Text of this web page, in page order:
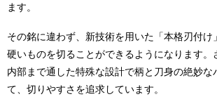
ます。
その銘に違わず、新技術を用いた「本格刃付け
硬いものを切ることができるようになります。
内部まで通した特殊な設計で柄と刀身の絶妙な
て、切りやすさを追求しています。